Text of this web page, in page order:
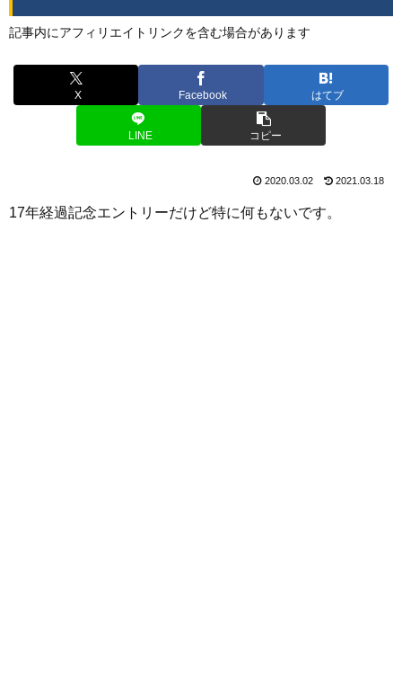
記事内にアフィリエイトリンクを含む場合があります
X Facebook はてブ
LINE コピー
2020.03.02 2021.03.18
17年経過記念エントリーだけど特に何もないです。